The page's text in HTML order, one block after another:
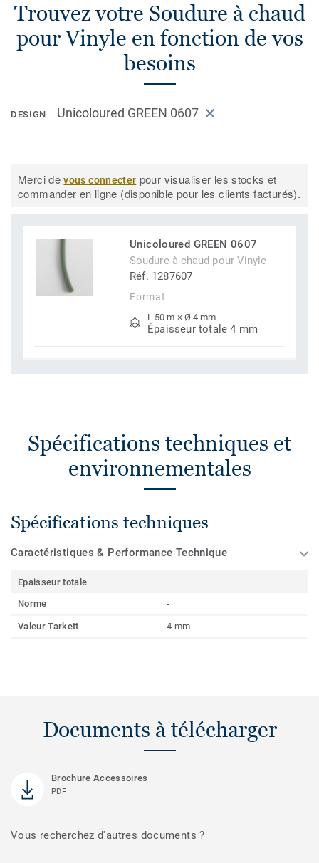
Trouvez votre Soudure à chaud
pour Vinyle en fonction de vos
besoins
DESIGN Unicoloured GREEN 0607
Merci devous connecter pour visualiser les stocks et
commander en ligne (disponible pour les clients facturés).
Unicoloured GREEN 0607
Soudure à chaud pour Vinyle
Réf. 1287607
Format
L 50 m × Ø 4 mm
Épaisseur totale 4 mm
Spécifications techniques et
environnementales
Spécifications techniques
Caractéristiques & Performance Technique
Epaisseur totale
Norme
-
Valeur Tarkett 4 mm
Documents à télécharger
Brochure Accessoires
PDF
Vous recherchez d'autres documents ?